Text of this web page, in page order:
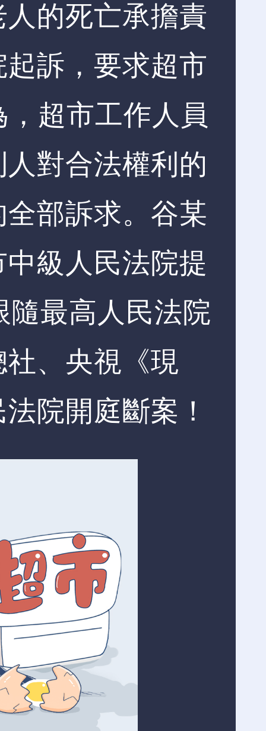
的死亡承擔責
訴，要求超市
超市工作人員
對合法權利的
部訴求。谷某
級人民法院提
隨最高人民法院
、央視《現
院開庭斷案！